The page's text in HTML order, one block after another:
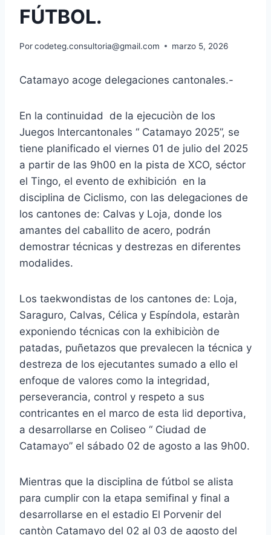
FÚTBOL.
Porcodeteg.consultoria@gmail.com marzo 5, 2026
Catamayo acoge delegaciones cantonales.-
En la continuidad de la ejecuciòn de los
Juegos Intercantonales “ Catamayo 2025”, se
tiene planificado el viernes 01 de julio del 2025
a partir de las 9h00 en la pista de XCO, séctor
el Tingo, el evento de exhibición en la
disciplina de Ciclismo, con las delegaciones de
los cantones de: Calvas y Loja, donde los
amantes del caballito de acero, podrán
demostrar técnicas y destrezas en diferentes
modalides.
Los taekwondistas de los cantones de: Loja,
Saraguro, Calvas, Célica y Espíndola, estaràn
exponiendo técnicas con la exhibiciòn de
patadas, puñetazos que prevalecen la técnica y
destreza de los ejecutantes sumado a ello el
enfoque de valores como la integridad,
perseverancia, control y respeto a sus
contricantes en el marco de esta lid deportiva,
a desarrollarse en Coliseo “ Ciudad de
Catamayo” el sábado 02 de agosto a las 9h00.
Mientras que la disciplina de fútbol se alista
para cumplir con la etapa semifinal y final a
desarrollarse en el estadio El Porvenir del
cantòn Catamayo del 02 al 03 de agosto del